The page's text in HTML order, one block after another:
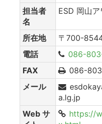
担当者
名
ESD 岡山
所在地
〒700-
電話
086-
FAX
086-
メール
a.lg.jp
Web サ
https://